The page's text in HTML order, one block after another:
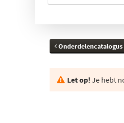
Onderdelencatalogus
Let op! Je hebt